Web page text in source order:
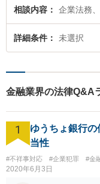
相談内容 企業法務
詳細条件 未選択
金融業界の法律Q&A
1
ゆうちょ銀行
当性
#不祥事対応 #企業犯罪 #金
2020年6月3日